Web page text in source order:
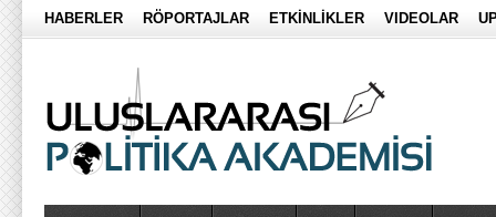
HABERLER RÖPORTAJLAR ETKİNLİKLER VIDEOLAR